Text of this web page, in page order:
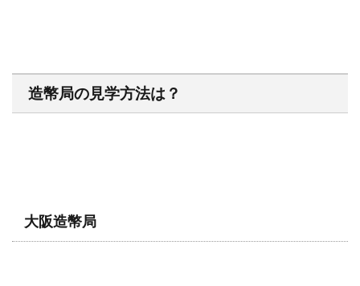
造幣局の見学方法は？
大阪造幣局